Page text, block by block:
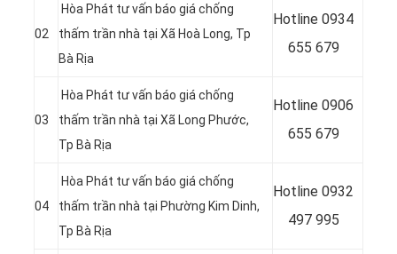
02
Hòa Phát tư vấn báo giá chống
thấm trần nhà tại Xã Hoà Long, Tp
Bà Rịa
Hotline 0934
655 679
03
Hòa Phát tư vấn báo giá chống
thấm trần nhà tại Xã Long Phước,
Tp Bà Rịa
Hotline 0906
655 679
04
Hòa Phát tư vấn báo giá chống
thấm trần nhà tại Phường Kim Dinh,
Tp Bà Rịa
Hotline 0932
497 995